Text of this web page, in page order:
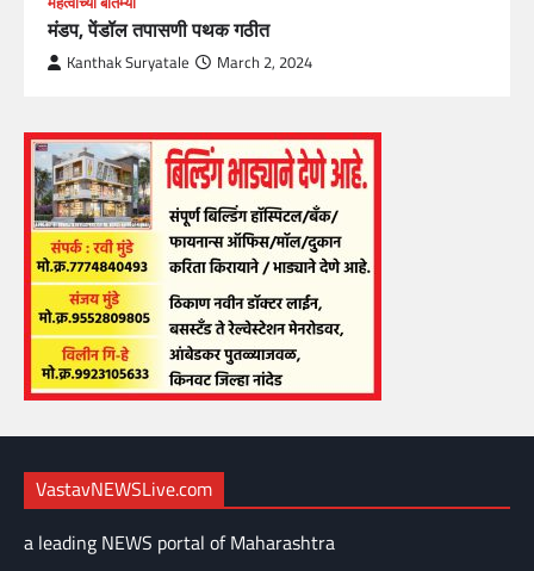
मंडप, पेंडॉल तपासणी पथक गठीत
Kanthak Suryatale March 2, 2024
VastavNEWSLive.com
a leading NEWS portal of Maharashtra